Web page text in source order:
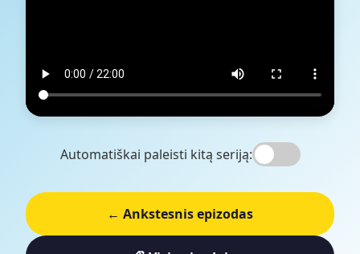
Automatiškai paleisti kitą seriją:
← Ankstesnis epizodas